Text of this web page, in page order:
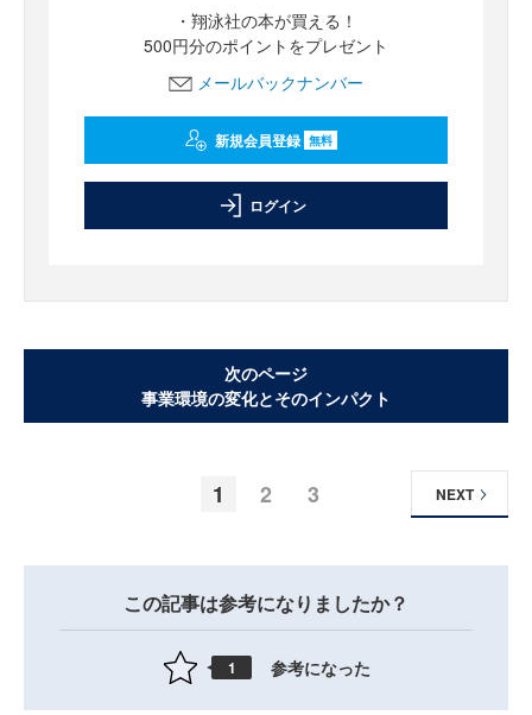
・翔泳社の本が買える！
500円分のポイントをプレゼント
メールバックナンバー
新規会員登録 無料
ログイン
次のページ
事業環境の変化とそのインパクト
1 2 3 NEXT
この記事は参考になりましたか？
1 参考になった